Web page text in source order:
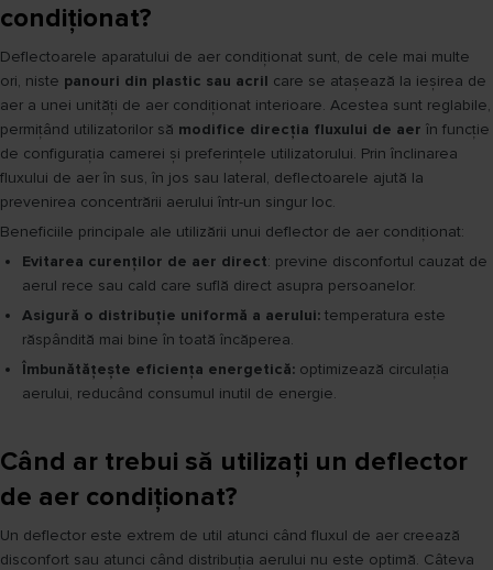
condiționat?
Deflectoarele aparatului de aer condiționat sunt, de cele mai multe
ori, niste panouri din plastic sau acril care se atașează la ieșirea de
aer a unei unități de aer condiționat interioare. Acestea sunt reglabile,
permițând utilizatorilor să modifice direcția fluxului de aer în funcție
de configurația camerei și preferințele utilizatorului. Prin înclinarea
fluxului de aer în sus, în jos sau lateral, deflectoarele ajută la
prevenirea concentrării aerului într-un singur loc.
Beneficiile principale ale utilizării unui deflector de aer condiționat:
Evitarea curenților de aer direct: previne disconfortul cauzat de
aerul rece sau cald care suflă direct asupra persoanelor.
Asigură o distribuție uniformă a aerului: temperatura este
răspândită mai bine în toată încăperea.
Îmbunătățește eficiența energetică: optimizează circulația
aerului, reducând consumul inutil de energie.
Când ar trebui să utilizați un deflector
de aer condiționat?
Un deflector este extrem de util atunci când fluxul de aer creează
disconfort sau atunci când distribuția aerului nu este optimă. Câteva